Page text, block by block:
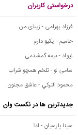
درخواستی کاربران
فرزاد بهرامی - زیبای من
حامیم - یکیو دارم
نیواد - نیمه گمشدمی
سامی لو - تلخم همچو شراب
محمود التركي - عاشق مجنون
جدیدترین ها در نکست وان
سینا پارسیان - ادا